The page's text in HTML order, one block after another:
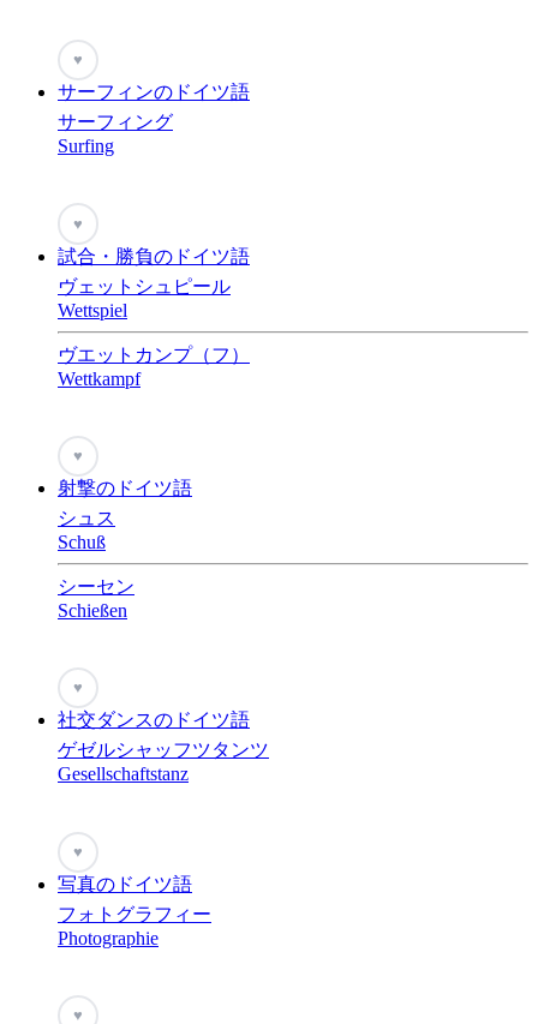
♥
サーフィンのドイツ語
サーフィング
Surfing
♥
試合・勝負のドイツ語
ヴェットシュピール
Wettspiel
ヴエットカンプ（フ）
Wettkampf
♥
射撃のドイツ語
シュス
Schuß
シーセン
Schießen
♥
社交ダンスのドイツ語
ゲゼルシャッフツタンツ
Gesellschaftstanz
♥
写真のドイツ語
フォトグラフィー
Photographie
♥